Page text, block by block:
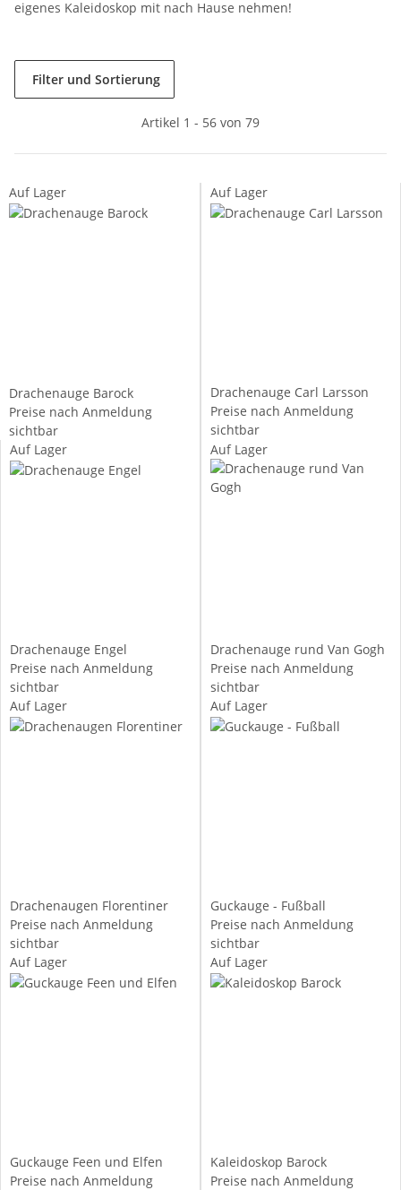
eigenes Kaleidoskop mit nach Hause nehmen!
Filter und Sortierung
Artikel 1 - 56 von 79
Auf Lager
Drachenauge Barock
Preise nach Anmeldung
sichtbar
Auf Lager
Drachenauge Carl Larsson
Preise nach Anmeldung
sichtbar
Auf Lager
Drachenauge Engel
Preise nach Anmeldung
sichtbar
Auf Lager
Drachenauge rund Van Gogh
Preise nach Anmeldung
sichtbar
Auf Lager
Drachenaugen Florentiner
Preise nach Anmeldung
sichtbar
Auf Lager
Guckauge - Fußball
Preise nach Anmeldung
sichtbar
Auf Lager
Guckauge Feen und Elfen
Preise nach Anmeldung
Auf Lager
Kaleidoskop Barock
Preise nach Anmeldung